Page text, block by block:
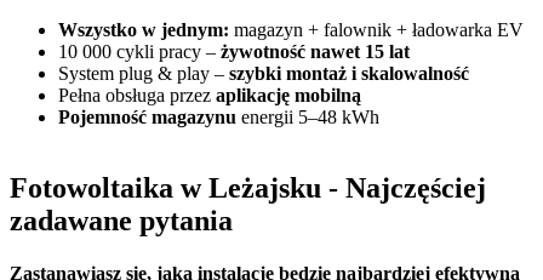
Wszystko w jednym: magazyn + falownik + ładowarka EV
10 000 cykli pracy – żywotność nawet 15 lat
System plug & play – szybki montaż i skalowalność
Pełna obsługa przez aplikację mobilną
Pojemność magazynu energii 5–48 kWh
Fotowoltaika w Leżajsku - Najczęściej
zadawane pytania
Zastanawiasz się, jaka instalację będzie najbardziej efektywna